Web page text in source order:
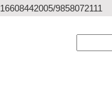
16608442005/9858072111